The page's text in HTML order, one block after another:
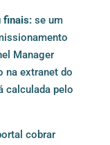
finais:se um
Manager
na extranet do
calculada pelo
cobrar